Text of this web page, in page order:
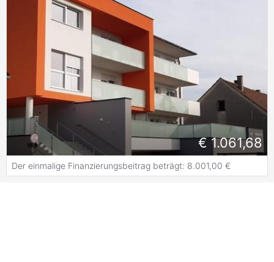
€ 1.061,68
Der einmalige Finanzierungsbeitrag beträgt: 8.001,00 €